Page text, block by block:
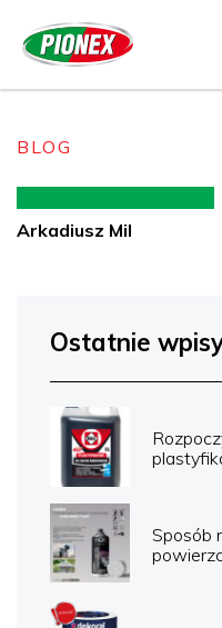
BLOG
Arkadiusz Mil
Ostatnie
Sposób